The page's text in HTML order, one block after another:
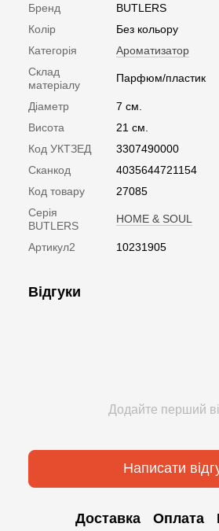
Бренд
BUTLERS
Колір
Без кольору
Категорія
Ароматизатор
Склад
матеріалу
Парфюм/пластик
Діаметр
7 см.
Висота
21 см.
Код УКТЗЕД
3307490000
Сканкод
4035644721154
Код товару
27085
Серія
BUTLERS
HOME & SOUL
Артикул2 10231905
Відгуки
Додайте перший
Написати
Доставка Оплата